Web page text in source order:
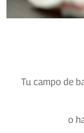
Tu campo de
o